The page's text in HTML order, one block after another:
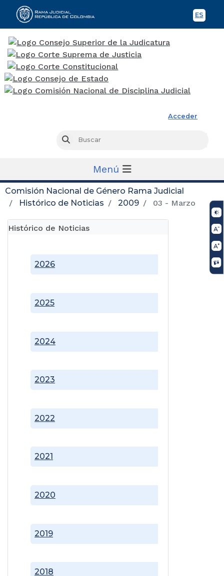
ES
Acceder
Buscar
Menú
Comisión Nacional de Género Rama Judicial
Histórico de Noticias
2009 03 - Marzo
Histórico de Noticias
2018
2019
2020
2021
2022
2023
2024
2025
2026